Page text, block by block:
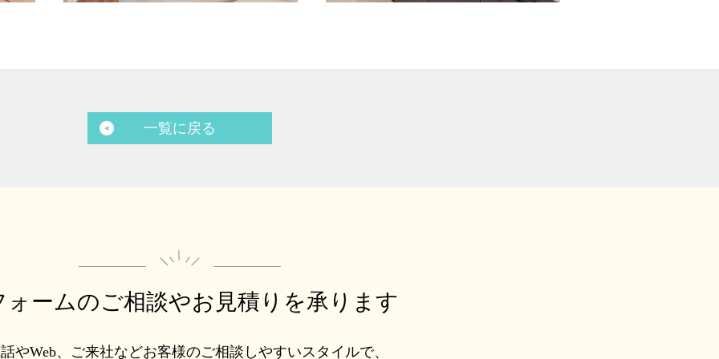
一覧に戻る
ォームのご相談やお見積りを承ります
やWeb、ご来社などお客様のご相談しやすいスタイルで、